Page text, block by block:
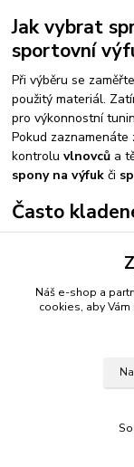
Jak vybrat
sportovní
Při výběru se
použitý materiál.
pro výkonnostní
Pokud
kontroluvlnovců a
spony na výfuk či
Často
K čemu slouží
Odstínění lambdy
výfukových plynů.
aby se předešlo
Proč zvolit
strukturální
Náš e-shop a
cookies, aby